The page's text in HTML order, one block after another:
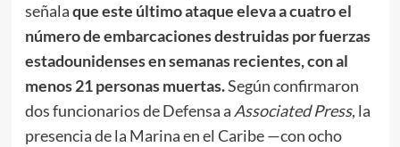
señalaque este último ataque eleva a cuatro el
número de embarcaciones destruidas por fuerzas
estadounidenses en semanas recientes, con al
menos 21 personas muertas.Según confirmaron
dos funcionarios de Defensa a Associated Press, la
presencia de la Marina en el Caribe —con ocho